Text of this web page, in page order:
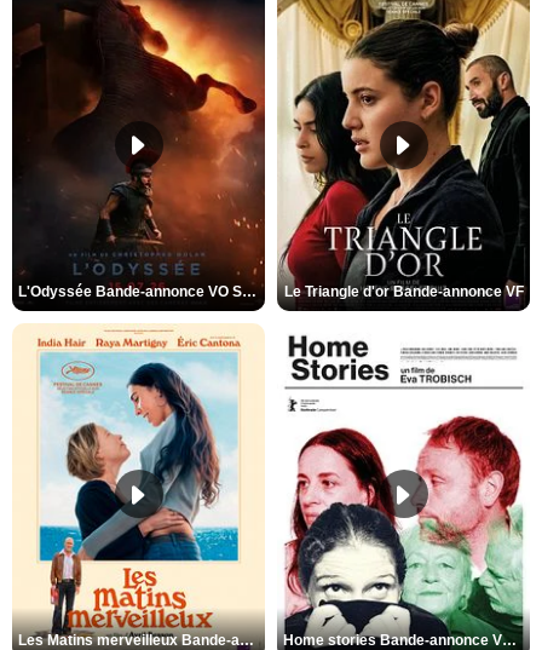
L'Odyssée Bande-annonce VO STFR Le Triangle d'or Bande-annonce VF
Les Matins merveilleux Bande-annonce VF Home stories Bande-annonce VO STFR